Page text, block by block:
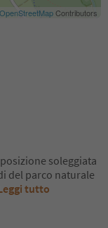
OpenStreetMapContributors
soleggiata
del parco naturale
tutto